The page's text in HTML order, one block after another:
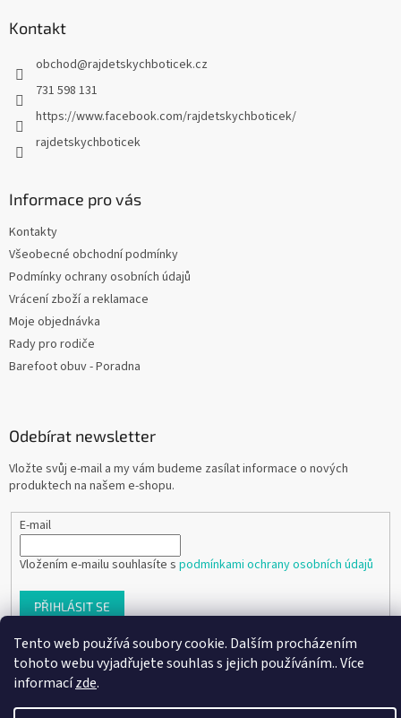
Tento web používá soubory cookie. Dalším procházením
tohoto webu vyjadřujete souhlas s jejich používáním.. Více
informacízde.
Kontakt
obchod@rajdetskychboticek.cz
731 598 131
https://www.facebook.com/rajdetskychboticek/
rajdetskychboticek
Informace pro vás
Kontakty
Všeobecné obchodní podmínky
Podmínky ochrany osobních údajů
Vrácení zboží a reklamace
Moje objednávka
Rady pro rodiče
Barefoot obuv - Poradna
Odebírat newsletter
Vložte svůj e-mail a my vám budeme zasílat informace o nových
produktech na našem e-shopu.
E-mail
Vložením e-mailu souhlasíte s podmínkami ochrany osobních údajů
PŘIHLÁSIT SE